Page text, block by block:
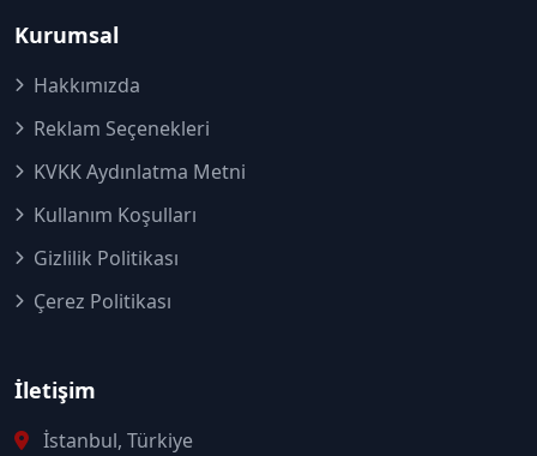
Kurumsal
Hakkımızda
Reklam Seçenekleri
KVKK Aydınlatma Metni
Kullanım Koşulları
Gizlilik Politikası
Çerez Politikası
İletişim
İstanbul, Türkiye